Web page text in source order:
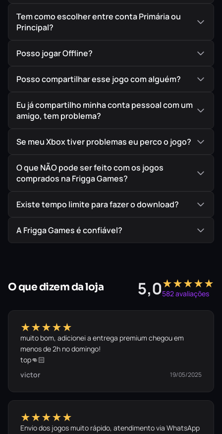
Tem como escolher entre conta Primária ou
Principal?
Posso jogar Offline?
Posso compartilhar esse jogo com alguém?
Eu já compartilho minha conta pessoal com um
amigo, tem problema?
Se meu Xbox tiver problemas eu perco o jogo?
O que NÃO pode ser feito com os jogos
comprados na Frigga Games?
Existe tempo limite para fazer o download?
A Frigga Games é confiável?
O que dizem da loja 5,0★★★★★
582 avaliações
★★★★★
muito bom, adicionei a entrega premium chegou em
menos de 2h no domingo!
top👊🏻
victor
19/05/2025
★★★★★
Envio dos jogos muito rápido, atendimento via WhatsApp